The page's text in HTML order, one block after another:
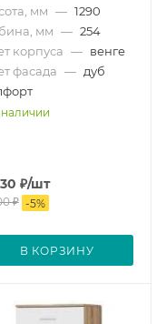
мм — 1290
мм — 254
корпуса — венге
фасада — дуб
наличии
₽/шт
₽ -5%
В КОРЗИНУ